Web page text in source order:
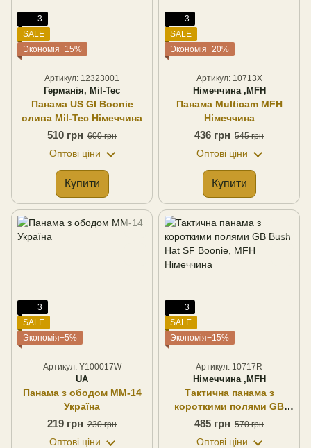
3
SALE
Экономія−15%
Артикул: 12323001
Германія, Mil-Tec
Панама US GI Boonie
олива Mil-Tec Німеччина
510 грн 600 грн
Оптові ціни
Купити
3
SALE
Экономія−20%
Артикул: 10713X
Німеччина ,MFH
Панама Multicam MFH
Німеччина
436 грн 545 грн
Оптові ціни
Купити
3
SALE
Экономія−5%
Артикул: Y100017W
UA
Панама з ободом ММ-14
Україна
219 грн 230 грн
Оптові ціни
3
SALE
Экономія−15%
Артикул: 10717R
Німеччина ,MFH
Тактична панама з
короткими полями GB
Bush Hat SF Boonie, MFH
485 грн 570 грн
Оптові ціни